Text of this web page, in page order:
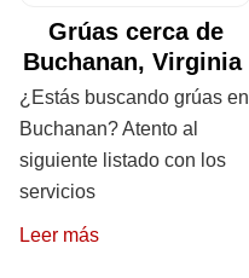
Grúas cerca de
Buchanan, Virginia
¿Estás buscando grúas en
Buchanan? Atento al
siguiente listado con los
servicios
Leer más